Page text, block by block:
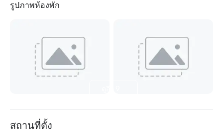
รูปภาพห้องพัก
สถานที่ตั้ง